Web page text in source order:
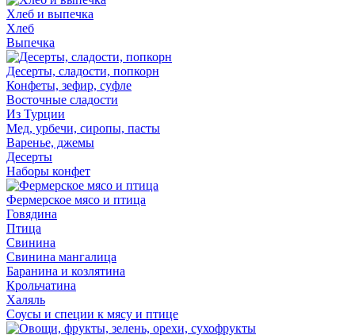
Хлеб и выпечка
Хлеб
Выпечка
Десерты, сладости, попкорн
Конфеты, зефир, суфле
Восточные сладости
Из Турции
Мед, урбечи, сиропы, пасты
Варенье, джемы
Десерты
Наборы конфет
Фермерское мясо и птица
Говядина
Птица
Свинина
Свинина мангалица
Баранина и козлятина
Крольчатина
Халяль
Соусы и специи к мясу и птице